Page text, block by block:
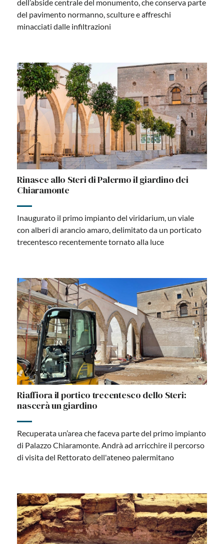
dell’abside centrale del monumento, che conserva parte
del pavimento normanno, sculture e affreschi
minacciati dalle infiltrazioni
Rinasce allo Steri di Palermo il giardino dei
Chiaramonte
Inaugurato il primo impianto del viridarium, un viale
con alberi di arancio amaro, delimitato da un porticato
trecentesco recentemente tornato alla luce
Riaffiora il portico trecentesco dello Steri:
nascerà un giardino
Recuperata un’area che faceva parte del primo impianto
di Palazzo Chiaramonte. Andrà ad arricchire il percorso
di visita del Rettorato dell'ateneo palermitano